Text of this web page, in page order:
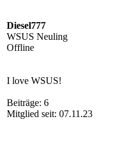
Diesel777
WSUS Neuling
Offline
I love WSUS!
Beiträge: 6
Mitglied seit: 07.11.23